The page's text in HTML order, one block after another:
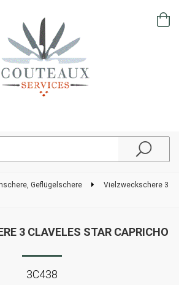
Geflügelschere
Vielzweckschere 3
3 CLAVELES STAR CAPRICHO
3C438